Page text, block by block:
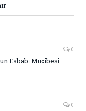
0
Esbabı Mucibesi
0